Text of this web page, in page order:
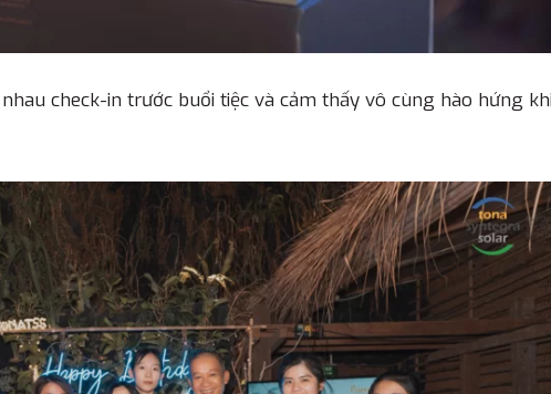
check-in trước buổi tiệc và cảm thấy vô cùng hào hứng